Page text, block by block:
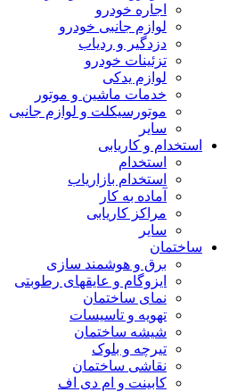
اجاره خودرو
لوازم جانبی خودرو
دزدگیر و ردیاب
تزئینات خودرو
لوازم یدکی
خدمات ماشین و موتور
موتورسیکلت و لوازم جانبی
سایر
استخدام و کاریابی
استخدام
استخدام بازاریاب
آماده به کار
مراکز کاریابی
سایر
ساختمان
برق و هوشمند سازی
ایزوگام و عایقهای رطوبتی
نمای ساختمان
تهویه و تاسیسات
شیشه ساختمان
تیرچه و بلوک
نقاشی ساختمان
کابینت و ام دی اف